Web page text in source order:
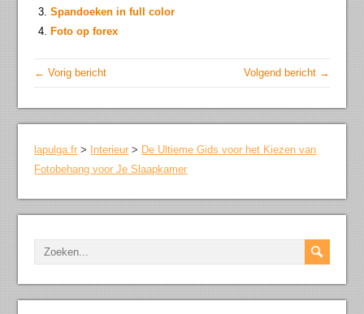
Spandoeken in full color
Foto op forex
← Vorig bericht Volgend bericht →
lapulga.fr > Interieur > De Ultieme Gids voor het Kiezen van
Fotobehang voor Je Slaapkamer